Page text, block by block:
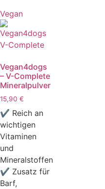
Vegan
Vegan4dogs
– V-Complete
Mineralpulver
15,90 €
✔ Reich an
wichtigen
Vitaminen
und
Mineralstoffen
✔ Zusatz für
Barf,